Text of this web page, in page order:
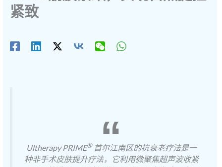
紧致
Ultherapy PRIME®首尔江南区的抗衰老疗法是一
种非手术皮肤提升疗法，它利用微聚焦超声波收紧